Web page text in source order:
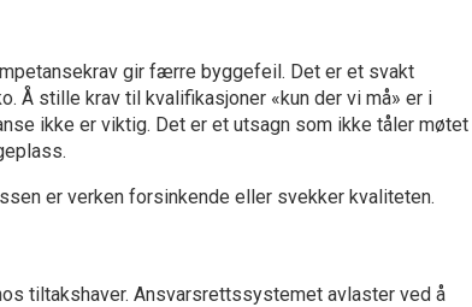
gir færre byggefeil. Det er et svakt
Å stille krav til kvalifikasjoner «kun der vi må» er i
ikke er viktig. Det er et utsagn som ikke tåler møtet
er verken forsinkende eller svekker kvaliteten.
tiltakshaver. Ansvarsrettssystemet avlaster ved å